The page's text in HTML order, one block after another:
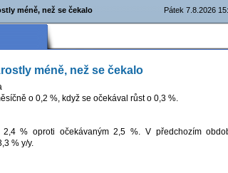
Pátek 7.8.2026
méně, než se čekalo
méně, než se čekalo
o 0,2 %, když se očekával růst o 0,3 %.
% oproti očekávaným 2,5 %. V předchozím
% y/y.